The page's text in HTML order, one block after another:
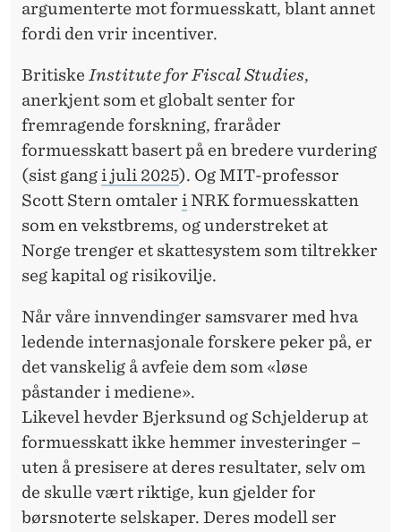
argumenterte mot formuesskatt, blant annet
fordi den vrir incentiver.
Britiske Institute for Fiscal Studies,
anerkjent som et globalt senter for
fremragende forskning, fraråder
formuesskatt basert på en bredere vurdering
(sist gang i juli 2025). Og MIT-professor
Scott Stern omtaler iNRK formuesskatten
som en vekstbrems, og understreket at
Norge trenger et skattesystem som tiltrekker
seg kapital og risikovilje.
Når våre innvendinger samsvarer med hva
ledende internasjonale forskere peker på, er
det vanskelig å avfeie dem som «løse
påstander i mediene».
Likevel hevder Bjerksund og Schjelderup at
formuesskatt ikke hemmer investeringer –
uten å presisere at deres resultater, selv om
de skulle vært riktige, kun gjelder for
børsnoterte selskaper. Deres modell ser